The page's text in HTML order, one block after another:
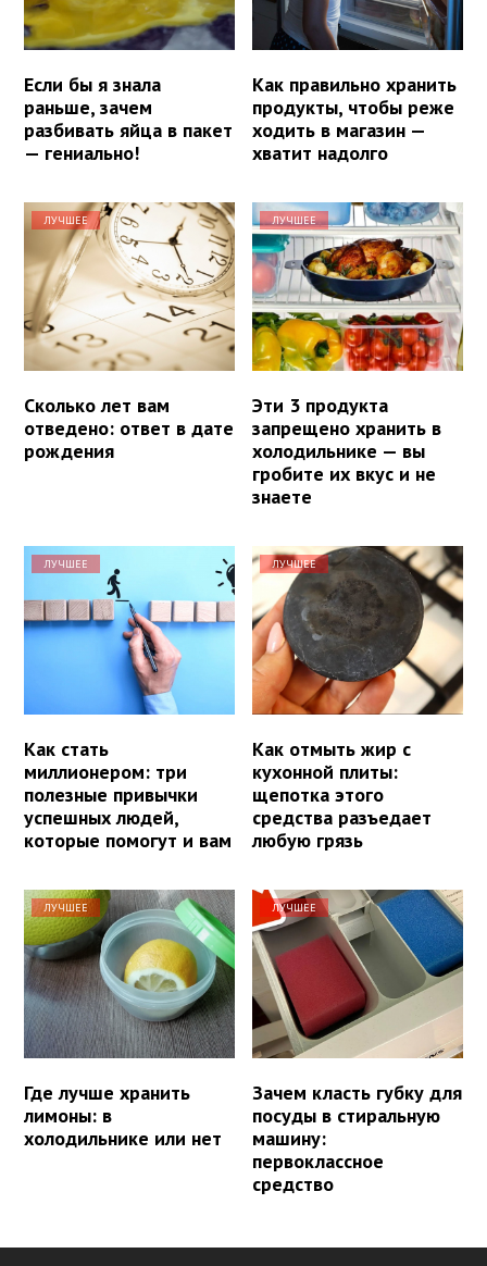
Если бы я знала
раньше, зачем
разбивать яйца в пакет
— гениально!
Как правильно хранить
продукты, чтобы реже
ходить в магазин —
хватит надолго
ЛУЧШЕЕ
Сколько лет вам
отведено: ответ в дате
рождения
ЛУЧШЕЕ
Эти 3 продукта
запрещено хранить в
холодильнике — вы
гробите их вкус и не
знаете
ЛУЧШЕЕ
Как стать
миллионером: три
полезные привычки
успешных людей,
которые помогут и вам
ЛУЧШЕЕ
Как отмыть жир с
кухонной плиты:
щепотка этого
средства разъедает
любую грязь
ЛУЧШЕЕ
Где лучше хранить
лимоны: в
холодильнике или нет
ЛУЧШЕЕ
Зачем класть губку для
посуды в стиральную
машину:
первоклассное
средство